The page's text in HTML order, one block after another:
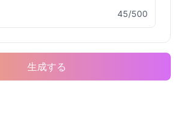
45/500
生成する